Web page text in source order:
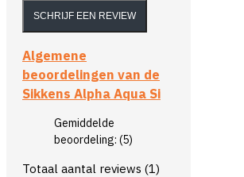
SCHRIJF EEN REVIEW
Algemene
beoordelingen van de
Sikkens Alpha Aqua Si
Gemiddelde
beoordeling: (5)
Totaal aantal reviews (1)